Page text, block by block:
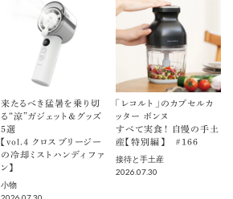
来たるべき猛暑を乗り切
る“涼”ガジェット＆グッズ
5選
【vol.４ クロスブリージー
の冷却ミストハンディファ
ン】
小物
「レコルト」のカプセルカ
ッター ボンヌ
すべて実食！ 自慢の手土
産【特別編】 ＃166
接待と手土産
2026.07.30